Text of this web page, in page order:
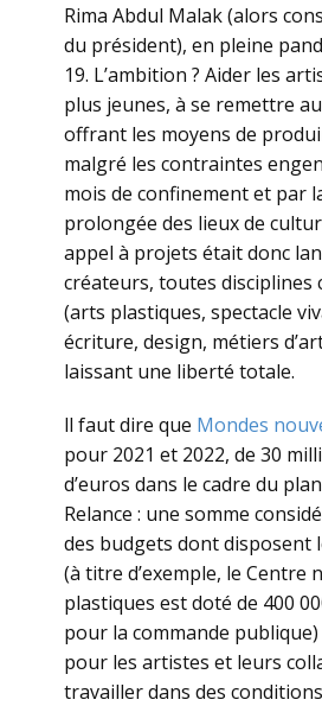
Rima Abdul Malak (alors
du président), en pleine
19. L’ambition ? Aider les
plus jeunes, à se remettre
offrant les moyens de
malgré les contraintes
mois de confinement et par
prolongée des lieux de
appel à projets était donc
créateurs, toutes disciplines
(arts plastiques, spectacle
écriture, design, métiers
laissant une liberté totale.
ll faut dire que Mondes
pour 2021 et 2022, de 30
d’euros dans le cadre du
Relance : une somme
des budgets dont disposent
(à titre d’exemple, le Centre
plastiques est doté de 400
pour la commande
pour les artistes et leurs
travailler dans des